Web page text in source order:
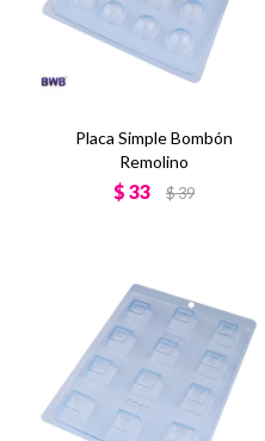
Placa Simple Bombón
Remolino
$ 33 $39